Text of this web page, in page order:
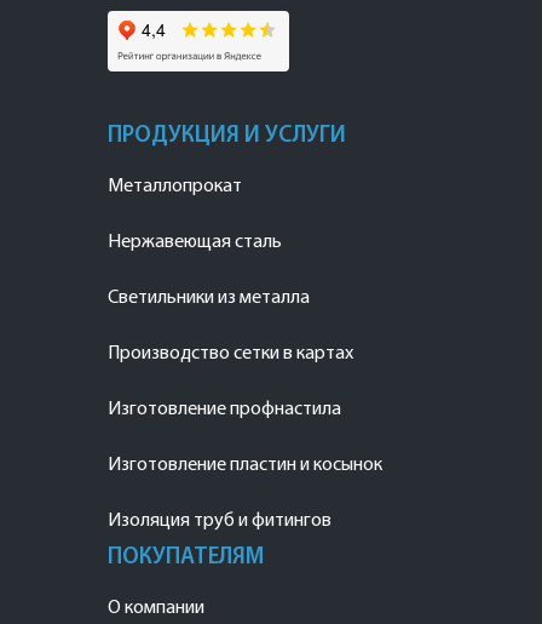
ПРОДУКЦИЯ И УСЛУГИ
Металлопрокат
Нержавеющая сталь
Светильники из металла
Производство сетки в картах
Изготовление профнастила
Изготовление пластин и косынок
Изоляция труб и фитингов
ПОКУПАТЕЛЯМ
О компании